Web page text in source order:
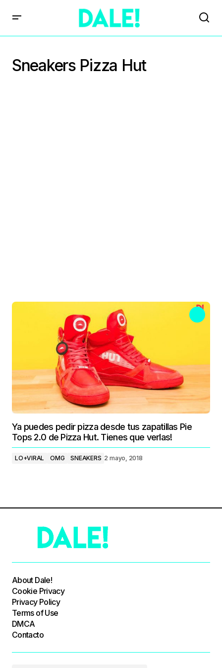
Sneakers Pizza Hut
Ya puedes pedir pizza desde tus zapatillas Pie
Tops 2.0 de Pizza Hut. Tienes que verlas!
LO+VIRAL OMG SNEAKERS 2 mayo, 2018
About Dale!
Cookie Privacy
Privacy Policy
Terms of Use
DMCA
Contacto